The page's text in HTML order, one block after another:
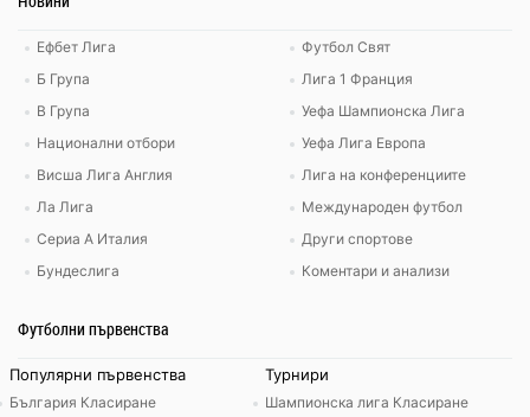
Ефбет Лига
Б Група
В Група
Национални отбори
Висша Лига Англия
Ла Лига
Сериа А Италия
Бундеслига
Футбол Свят
Лига 1 Франция
Уефа Шампионска Лига
Уефа Лига Европа
Лига на конференциите
Международен футбол
Други спортове
Коментари и анализи
Футболни първенства
Популярни първенства
България Класиране
Турнири
Шампионска лига Класиране